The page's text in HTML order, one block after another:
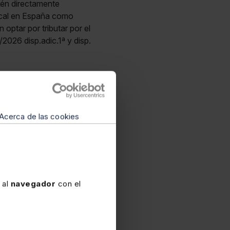
de las cookies
navegador con el
directamente
en España como
optar por tributar por el
disp.adic.1ª y disp.